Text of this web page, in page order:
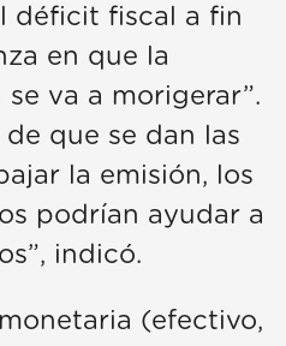
déficit fiscal a fin
en que la
va a morigerar”.
que se dan las
la emisión, los
podrían ayudar a
indicó.
(efectivo,